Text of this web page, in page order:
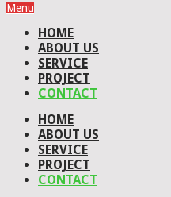
Menu
HOME
ABOUT US
SERVICE
PROJECT
CONTACT
HOME
ABOUT US
SERVICE
PROJECT
CONTACT